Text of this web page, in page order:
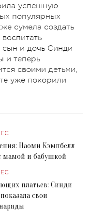
успешную
популярных
сумела создать
сын и дочь Синди
и теперь
своими детьми,
уже покорили
Наоми Кэмпбелл
мамой и бабушкой
платьев: Синди
свои